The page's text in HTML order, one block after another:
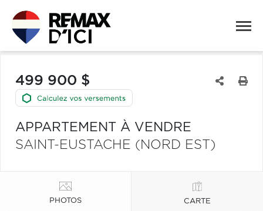
499 900 $
APPARTEMENT À VENDRE
SAINT-EUSTACHE (NORD EST)
PHOTOS CARTE